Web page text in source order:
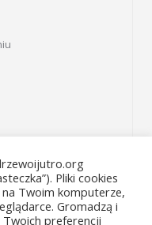
Pliki cookies
Twoim komputerze,
Gromadzą i
preferencji